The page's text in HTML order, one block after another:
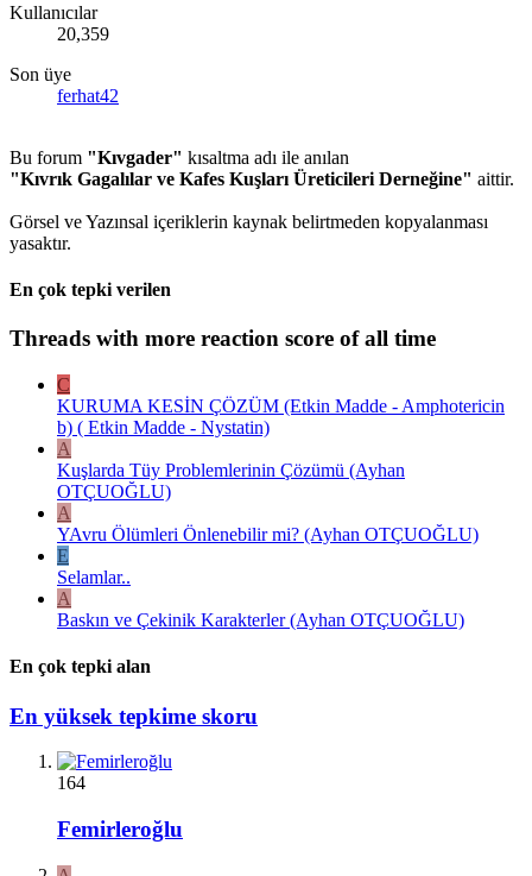
Kullanıcılar
20,359
Son üye
ferhat42
Bu forum "Kıvgader" kısaltma adı ile anılan
"Kıvrık Gagalılar ve Kafes Kuşları Üreticileri Derneğine" aittir.
Görsel ve Yazınsal içeriklerin kaynak belirtmeden kopyalanması
yasaktır.
En çok tepki verilen
Threads with more reaction score of all time
C
KURUMA KESİN ÇÖZÜM (Etkin Madde - Amphotericin
b) ( Etkin Madde - Nystatin)
A
Kuşlarda Tüy Problemlerinin Çözümü (Ayhan
OTÇUOĞLU)
A
YAvru Ölümleri Önlenebilir mi? (Ayhan OTÇUOĞLU)
E
Selamlar..
A
Baskın ve Çekinik Karakterler (Ayhan OTÇUOĞLU)
En çok tepki alan
En yüksek tepkime skoru
164
Femirleroğlu